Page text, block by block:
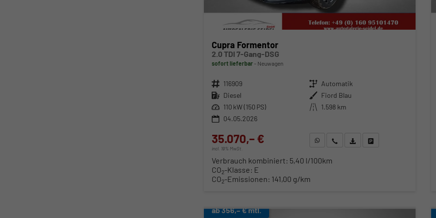
Cupra Formentor
2.0 TDI 7-Gang-DSG
sofort lieferbar Neuwagen
Fahrzeugnr. 116909 Getriebe Automatik
Kraftstoff Diesel Außenfarbe Fiord Blau
Leistung 110 kW (150 PS) Kilometerstand 1.598 km
04.05.2026
35.070,– €
incl. 19% MwSt.
WhatsApp anfragen
Wir rufen Sie anFahrzeugexposé (PDF)
Verbrauch kombiniert: 5,40 l/100km
CO2-Klasse: E
CO2-Emissionen: 141,00 g/km
ab 356,– € mtl.